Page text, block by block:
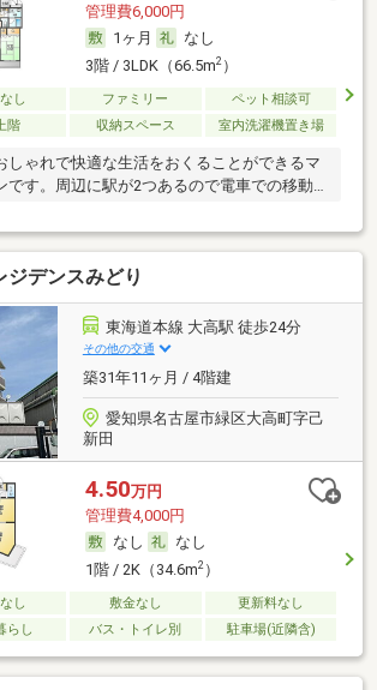
管理費6,000円
1ヶ月
なし
3階 / 3LDK（66.5m2）
し ファミリー
ペット相談可
階
収納スペース 室内洗濯機置き場
しゃれで快適な生活をおくることができるマ
です。周辺に駅が2つあるので電車での移動
ジデンスみどり
東海道本線 大高駅 徒歩24分
その他の交通
築31年11ヶ月 / 4階建
愛知県名古屋市緑区大高町字己
新田
4.50万円
管理費4,000円
なし
なし
1階 / 2K（34.6m2）
し 敷金なし
更新料なし
らし
バス・トイレ別 駐車場(近隣含)